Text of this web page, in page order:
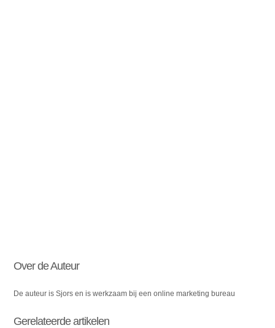
Over de Auteur
De auteur is Sjors en is werkzaam bij een online marketing bureau
Gerelateerde artikelen